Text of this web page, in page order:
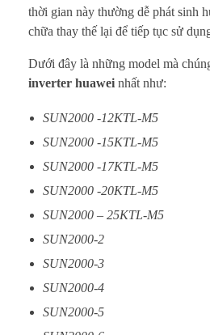
thời gian này thường dễ phát sinh
chữa thay thế lại để tiếp tục sử
Dưới đây là những model mà
inverter huawei nhất như:
SUN2000 -12KTL-M5
SUN2000 -15KTL-M5
SUN2000 -17KTL-M5
SUN2000 -20KTL-M5
SUN2000 – 25KTL-M5
SUN2000-2
SUN2000-3
SUN2000-4
SUN2000-5